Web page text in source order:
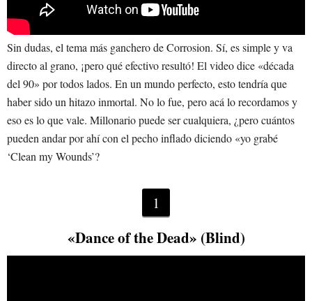
Sin dudas, el tema más ganchero de Corrosion. Sí, es simple y va
directo al grano, ¡pero qué efectivo resultó! El video dice «década
del 90» por todos lados. En un mundo perfecto, esto tendría que
haber sido un hitazo inmortal. No lo fue, pero acá lo recordamos y
eso es lo que vale. Millonario puede ser cualquiera, ¿pero cuántos
pueden andar por ahí con el pecho inflado diciendo «yo grabé
‘Clean my Wounds’?
1
«Dance of the Dead» (Blind)